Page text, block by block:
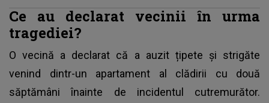
Ce au declarat vecinii în urma
tragediei?
O vecină a declarat că a auzit țipete și strigăte
venind dintr-un apartament al clădirii cu două
săptămâni înainte de incidentul cutremurător.